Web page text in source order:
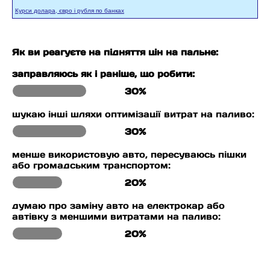
Курси долара, євро і рубля по банках
Як ви реагуєте на підняття цін на пальне:
заправляюсь як і раніше, що робити:
30%
шукаю інші шляхи оптимізації витрат на паливо:
30%
менше використовую авто, пересуваюсь пішки
або громадським транспортом:
20%
думаю про заміну авто на електрокар або
автівку з меншими витратами на паливо:
20%